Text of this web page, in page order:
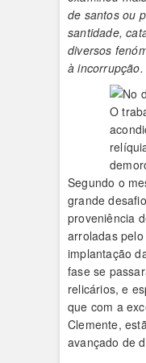
de santos ou
santidade,
diversos
à incorrupção.
O
Segundo o
grande
proveniência
arroladas
implantação
fase se
relicários, e
que com a
Clemente,
avançado de